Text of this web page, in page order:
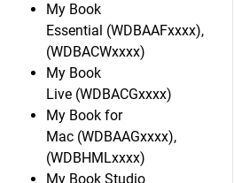
My Book
Essential (WDBAAFxxxx),
(WDBACWxxxx)
My Book
Live (WDBACGxxxx)
My Book for
Mac (WDBAAGxxxx),
(WDBHMLxxxx)
My Book Studio